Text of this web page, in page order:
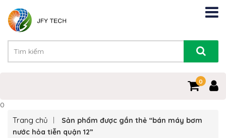
0
0
Trang chủ
Sản phẩm được gắn thẻ “bán máy bơm
nước hỏa tiễn quận 12”